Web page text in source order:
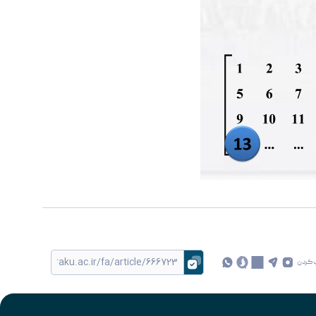
کردن